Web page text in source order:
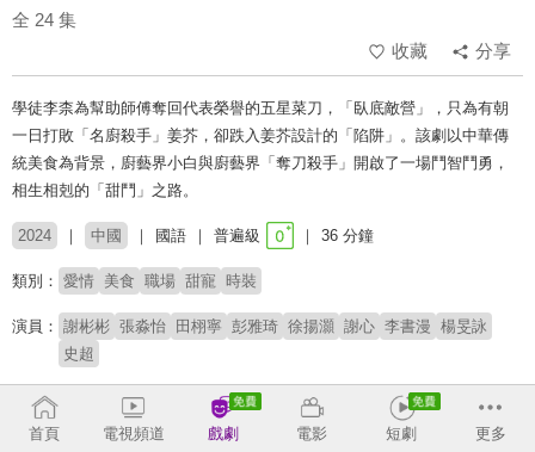
全 24 集
收藏
分享
學徒李柰為幫助師傅奪回代表榮譽的五星菜刀，「臥底敵營」，只為有朝
一日打敗「名廚殺手」姜芥，卻跌入姜芥設計的「陷阱」。該劇以中華傳
統美食為背景，廚藝界小白與廚藝界「奪刀殺手」開啟了一場鬥智鬥勇，
相生相剋的「甜鬥」之路。
2024 中國 國語 普遍級 36 分鐘
類別： 愛情 美食 職場 甜寵 時裝
演員： 謝彬彬 張淼怡 田栩寧 彭雅琦 徐揚灝 謝心 李書漫 楊旻詠
史超
導演：
# 成長
首頁 電視頻道 戲劇 電影 短劇 更多